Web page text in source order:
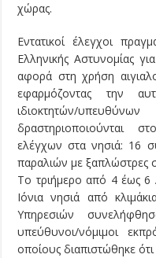
χώρας.
Εντατικοί έλεγχοι
Ελληνικής Αστυνομίας
αφορά στη χρήση
εφαρμόζοντας την
ιδιοκτητών/
δραστηριοποιούνται
ελέγχων στα νησιά: 16
παραλιών με ξαπλώστρες
Το τριήμερο από 4 έως
Ιόνια νησιά από
Υπηρεσιών
υπεύθυνοι/νόμιμοι
οποίους διαπιστώθηκε